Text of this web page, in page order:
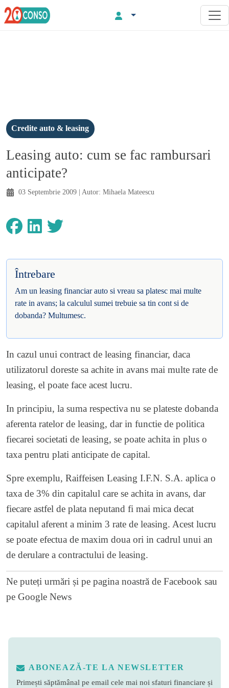
Credite auto & leasing
Leasing auto: cum se fac rambursari
anticipate?
03 Septembrie 2009 | Autor: Mihaela Mateescu
Întrebare
Am un leasing financiar auto si vreau sa platesc mai multe
rate in avans; la calculul sumei trebuie sa tin cont si de
dobanda? Multumesc.
In cazul unui contract de leasing financiar, daca
utilizatorul doreste sa achite in avans mai multe rate de
leasing, el poate face acest lucru.
In principiu, la suma respectiva nu se plateste dobanda
aferenta ratelor de leasing, dar in functie de politica
fiecarei societati de leasing, se poate achita in plus o
taxa pentru plati anticipate de capital.
Spre exemplu, Raiffeisen Leasing I.F.N. S.A. aplica o
taxa de 3% din capitalul care se achita in avans, dar
fiecare astfel de plata neputand fi mai mica decat
capitalul aferent a minim 3 rate de leasing. Acest lucru
se poate efectua de maxim doua ori in cadrul unui an
de derulare a contractului de leasing.
Ne puteți urmări și pe pagina noastră de Facebook sau
pe Google News
ABONEAZĂ-TE LA NEWSLETTER
Primești săptămânal pe email cele mai noi sfaturi financiare și